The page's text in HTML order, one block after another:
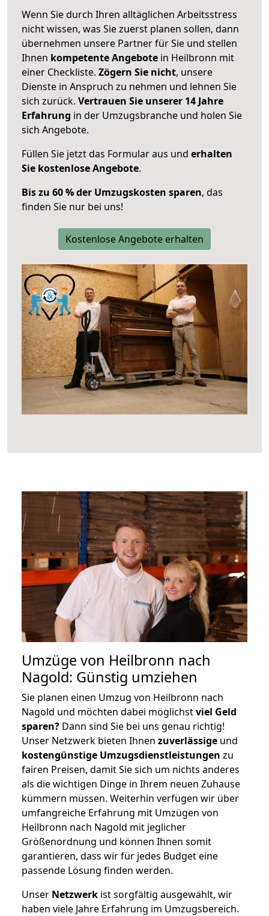
Wenn Sie durch Ihren alltäglichen Arbeitsstress
nicht wissen, was Sie zuerst planen sollen, dann
übernehmen unsere Partner für Sie und stellen
Ihnen kompetente Angebote in Heilbronn mit
einer Checkliste. Zögern Sie nicht, unsere
Dienste in Anspruch zu nehmen und lehnen Sie
sich zurück. Vertrauen Sie unserer 14 Jahre
Erfahrung in der Umzugsbranche und holen Sie
sich Angebote.
Füllen Sie jetzt das Formular aus und erhalten
Sie kostenlose Angebote.
Bis zu 60 % der Umzugskosten sparen, das
finden Sie nur bei uns!
Kostenlose Angebote erhalten
Umzüge von Heilbronn nach
Nagold: Günstig umziehen
Sie planen einen Umzug von Heilbronn nach
Nagold und möchten dabei möglichstviel Geld
sparen? Dann sind Sie bei uns genau richtig!
Unser Netzwerk bieten Ihnen zuverlässige und
kostengünstige Umzugsdienstleistungen zu
fairen Preisen, damit Sie sich um nichts anderes
als die wichtigen Dinge in Ihrem neuen Zuhause
kümmern müssen. Weiterhin verfügen wir über
umfangreiche Erfahrung mit Umzügen von
Heilbronn nach Nagold mit jeglicher
Größenordnung und können Ihnen somit
garantieren, dass wir für jedes Budget eine
passende Lösung finden werden.
Unser Netzwerk ist sorgfältig ausgewählt, wir
haben viele Jahre Erfahrung im Umzugsbereich.